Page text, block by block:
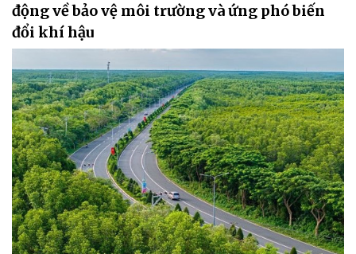
động về bảo vệ môi trường và ứng phó biến
đổi khí hậu